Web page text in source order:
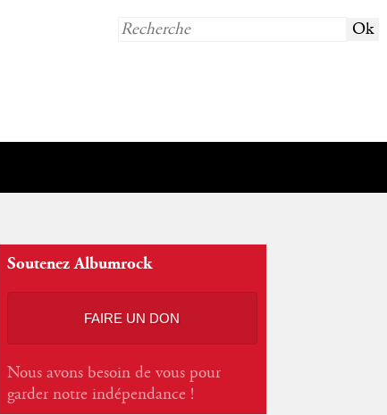
Soutenez Albumrock
FAIRE UN DON
Nous avons besoin de vous pour
garder notre indépendance !